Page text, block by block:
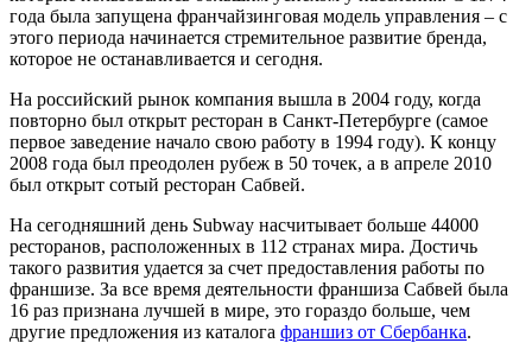
года была запущена франчайзинговая модель управления – с
этого периода начинается стремительное развитие бренда,
которое не останавливается и сегодня.
На российский рынок компания вышла в 2004 году, когда
повторно был открыт ресторан в Санкт-Петербурге (самое
первое заведение начало свою работу в 1994 году). К концу
2008 года был преодолен рубеж в 50 точек, а в апреле 2010
был открыт сотый ресторан Сабвей.
На сегодняшний день Subway насчитывает больше 44000
ресторанов, расположенных в 112 странах мира. Достичь
такого развития удается за счет предоставления работы по
франшизе. За все время деятельности франшиза Сабвей была
16 раз признана лучшей в мире, это гораздо больше, чем
другие предложения из каталога франшиз от Сбербанка.